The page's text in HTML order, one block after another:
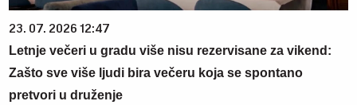
23. 07. 2026 12:47
Letnje večeri u gradu više nisu rezervisane za vikend:
Zašto sve više ljudi bira večeru koja se spontano
pretvori u druženje